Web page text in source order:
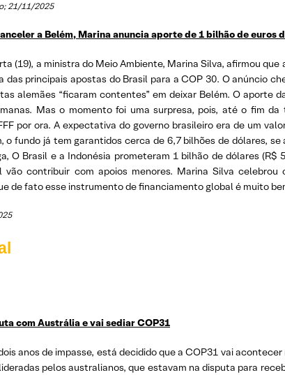
21/11/2025
a Belém, Marina anuncia aporte de 1 bilhão de euros
(19), a ministra do Meio Ambiente, Marina Silva, afirmou
das principais apostas do Brasil para a COP 30. O anúncio
alemães “ficaram contentes” em deixar Belém. O aporte
Mas o momento foi uma surpresa, pois, até o fim
por ora. A expectativa do governo brasileiro era de um
o fundo já tem garantidos cerca de 6,7 bilhões de dólares,
O Brasil e a Indonésia prometeram 1 bilhão de dólares
vão contribuir com apoios menores. Marina Silva
de fato esse instrumento de financiamento global é muito
com Austrália e vai sediar COP31
anos de impasse, está decidido que a COP31 vai
pelos australianos, que estavam na disputa para